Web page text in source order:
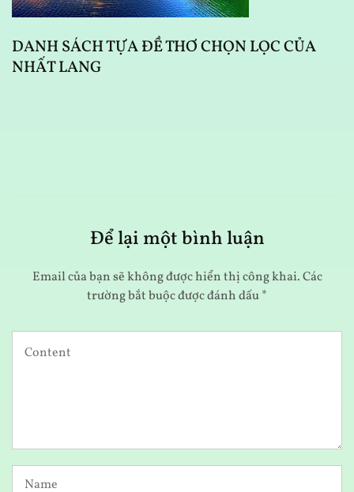
DANH SÁCH TỰA ĐỀ THƠ CHỌN LỌC CỦA
NHẤT LANG
Để lại một bình luận
Email của bạn sẽ không được hiển thị công khai.Các
trường bắt buộc được đánh dấu*